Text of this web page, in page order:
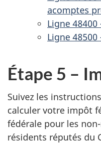
acomptes
Ligne
Ligne 48500
Étape 5 –
Suivez les
calculer votre impôt
fédérale pour les
résidents réputés du